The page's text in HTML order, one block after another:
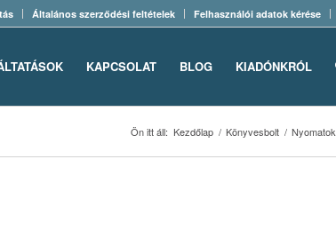
Általános szerződési feltételek Felhasználói adatok kérése
KAPCSOLAT BLOG KIADÓNKRÓL
Ön itt áll: Kezdőlap / Könyvesbolt / Nyomatok